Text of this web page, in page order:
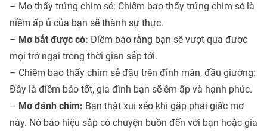
– Mơ thấy trứng chim sẻ: Chiêm bao thấy trứng chim sẻ là
niềm ấp ủ của bạn sẽ thành sự thực.
– Mơ bắt được cò: Điềm báo rằng bạn sẽ vượt qua được
mọi trở ngại trong thời gian sắp tới.
– Chiêm bao thấy chim sẻ đậu trên đỉnh màn, đầu giường:
Đây là điềm báo tốt, gia đình bạn sẽ êm ấp và hạnh phúc.
– Mơ đánh chim: Bạn thật xui xẻo khi gặp phải giấc mơ
này. Nó báo hiệu sắp có chuyện buồn đến với bạn hoặc gia